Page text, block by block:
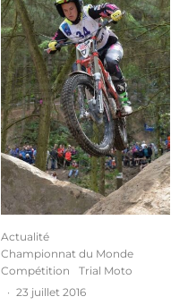
Actualité
Championnat du Monde
Compétition
Trial Moto
· 23 juillet 2016